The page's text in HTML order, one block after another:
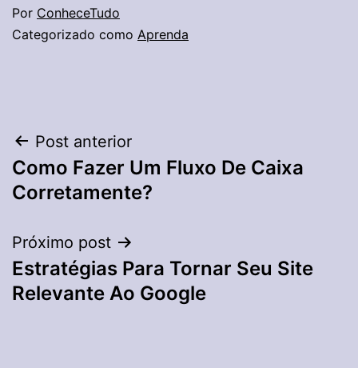
Por ConheceTudo
Categorizado como Aprenda
Navegação
de
Post anterior
Como Fazer Um Fluxo De Caixa
Corretamente?
Próximo post
Estratégias Para Tornar Seu Site
Relevante Ao Google